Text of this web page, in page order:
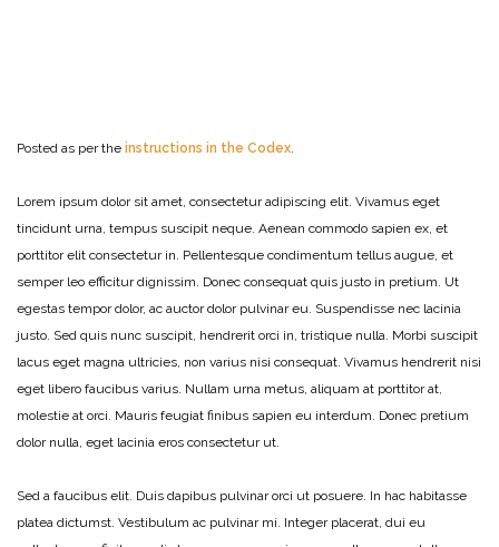
Posted as per the instructions in the Codex.
Lorem ipsum dolor sit amet, consectetur adipiscing elit. Vivamus eget
tincidunt urna, tempus suscipit neque. Aenean commodo sapien ex, et
porttitor elit consectetur in. Pellentesque condimentum tellus augue, et
semper leo efficitur dignissim. Donec consequat quis justo in pretium. Ut
egestas tempor dolor, ac auctor dolor pulvinar eu. Suspendisse nec lacinia
justo. Sed quis nunc suscipit, hendrerit orci in, tristique nulla. Morbi suscipit
lacus eget magna ultricies, non varius nisi consequat. Vivamus hendrerit nisi
eget libero faucibus varius. Nullam urna metus, aliquam at porttitor at,
molestie at orci. Mauris feugiat finibus sapien eu interdum. Donec pretium
dolor nulla, eget lacinia eros consectetur ut.
Sed a faucibus elit. Duis dapibus pulvinar orci ut posuere. In hac habitasse
platea dictumst. Vestibulum ac pulvinar mi. Integer placerat, dui eu